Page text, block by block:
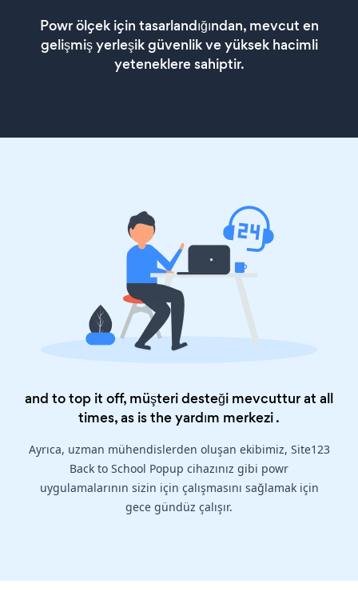
Powr ölçek için tasarlandığından, mevcut en
gelişmiş yerleşik güvenlik ve yüksek hacimli
yeteneklere sahiptir.
and to top it off, müşteri desteği mevcuttur at all
times, as is theyardım merkezi.
Ayrıca, uzman mühendislerden oluşan ekibimiz, Site123
Back to School Popup cihazınız gibi powr
uygulamalarının sizin için çalışmasını sağlamak için
gece gündüz çalışır.